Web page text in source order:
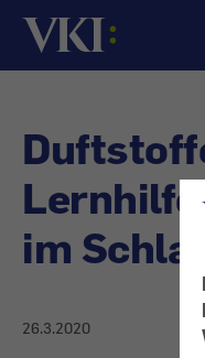
Startseite
im
26.3.2020